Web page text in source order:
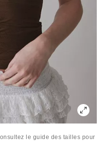
le guide des tailles pour